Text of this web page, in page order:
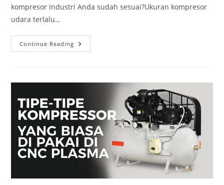
kompresor Industri Anda sudah sesuai?Ukuran kompresor
udara terlalu…
Continue Reading Cnc
Plasma
Undersized?
Sekarang
Juga!